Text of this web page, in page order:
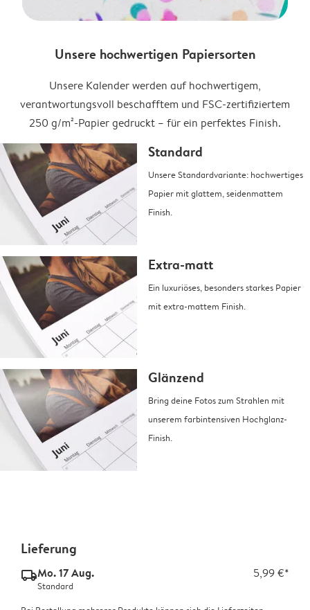
Unsere hochwertigen Papiersorten
Unsere Kalender werden auf hochwertigem,
verantwortungsvoll beschafftem und FSC-zertifiziertem
250 g/m²-Papier gedruckt – für ein perfektes Finish.
Standard
Unsere Standardvariante: hochwertiges
Papier mit glattem, seidenmattem
Finish.
Extra-matt
Ein luxuriöses, besonders starkes Papier
mit extra-mattem Finish.
Glänzend
Bring deine Fotos zum Strahlen mit
unserem farbintensiven Hochglanz-
Finish.
Lieferung
delivery_standard_v2Mo. 17 Aug. 5,99 €*
Standard